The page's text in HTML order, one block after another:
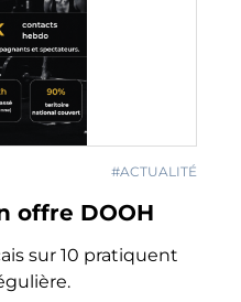
#ACTUALITÉ
offre DOOH
sur 10 pratiquent